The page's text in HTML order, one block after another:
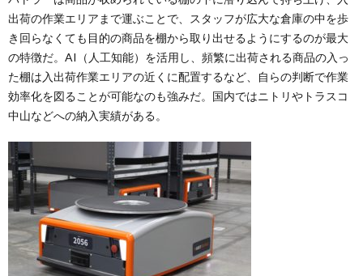
出荷の作業エリアまで運ぶことで、スタッフが広大な倉庫の中を歩
き回らなくても目的の商品を棚から取り出せるようにするのが最大
の特徴だ。AI（人工知能）を活用し、頻繁に出荷される商品の入っ
た棚は入出荷作業エリアの近くに配置するなど、自らの判断で作業
効率化を図ることが可能なのも強みだ。国内ではニトリやトラスコ
中山などへの納入実績がある。